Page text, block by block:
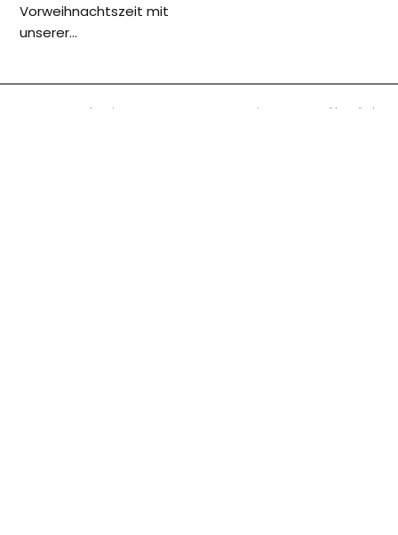
Vorweihnachtszeit mit
unserer…
vorheriger
MTO verbreitet
Nächster
Gemeinsames Frühstück